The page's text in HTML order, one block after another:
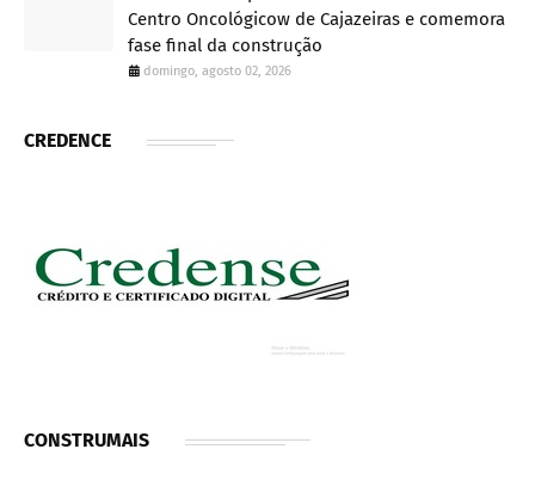
Centro Oncológicow de Cajazeiras e comemora
fase final da construção
domingo, agosto 02, 2026
CREDENCE
CONSTRUMAIS